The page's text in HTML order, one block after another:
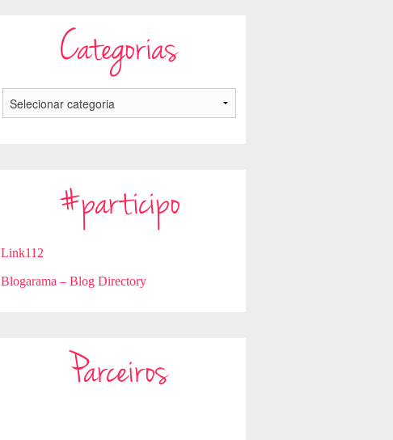
Categorias
#participo
Link112
Blogarama – Blog Directory
Parceiros